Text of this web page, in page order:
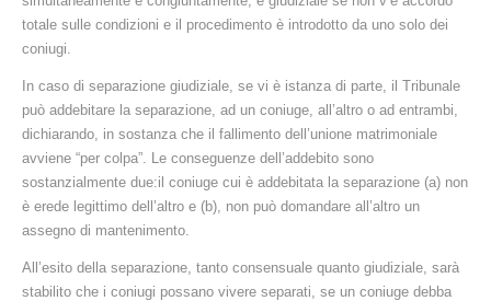
totale sulle condizioni e il procedimento è introdotto da uno solo dei
coniugi.
In caso di separazione giudiziale, se vi è istanza di parte, il Tribunale
può addebitare la separazione, ad un coniuge, all’altro o ad entrambi,
dichiarando, in sostanza che il fallimento dell’unione matrimoniale
avviene “per colpa”. Le conseguenze dell’addebito sono
sostanzialmente due:il coniuge cui è addebitata la separazione (a) non
è erede legittimo dell’altro e (b), non può domandare all’altro un
assegno di mantenimento.
All’esito della separazione, tanto consensuale quanto giudiziale, sarà
stabilito che i coniugi possano vivere separati, se un coniuge debba